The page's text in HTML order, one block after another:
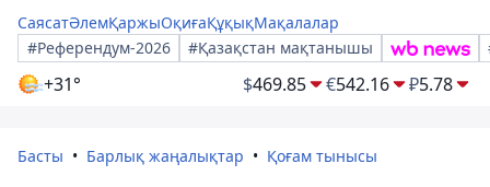
СаясатӘлемҚаржыОқиғаҚұқықМақалалар
#Референдум-2026
#Қазақстан мақтанышы
+31° $469.85 €542.16 ₽5.78
Басты Барлық жаңалықтар Қоғам тынысы